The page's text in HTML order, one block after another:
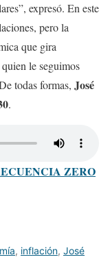
expresó. En este
pero la
que gira
le seguimos
todas formas, José
.
ZERO
, inflación, José